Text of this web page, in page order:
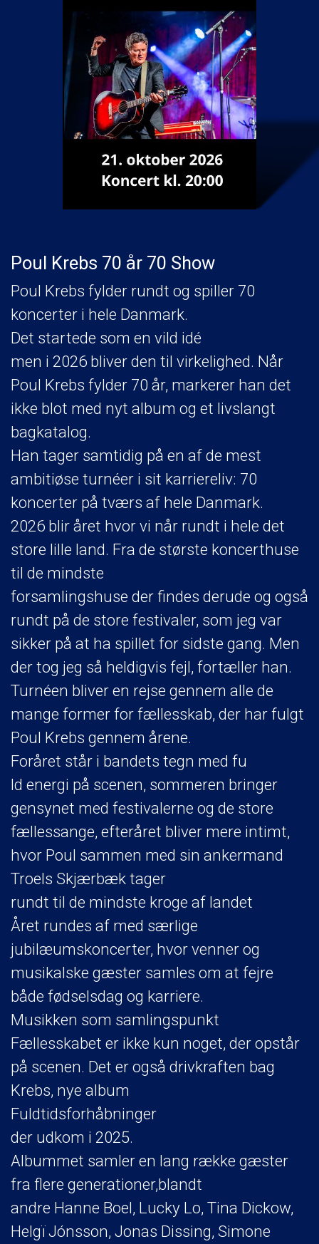
Poul Krebs 70 år 70 Show
Poul Krebs fylder rundt og spiller 70
koncerter i hele Danmark.
Det startede som en vild idé
men i 2026 bliver den til virkelighed. Når
Poul Krebs fylder 70 år, markerer han det
ikke blot med nyt album og et livslangt
bagkatalog.
Han tager samtidig på en af de mest
ambitiøse turnéer i sit karriereliv: 70
koncerter på tværs af hele Danmark.
2026 blir året hvor vi når rundt i hele det
store lille land. Fra de største koncerthuse
til de mindste
forsamlingshuse der findes derude og også
rundt på de store festivaler, som jeg var
sikker på at ha spillet for sidste gang. Men
der tog jeg så heldigvis fejl, fortæller han.
Turnéen bliver en rejse gennem alle de
mange former for fællesskab, der har fulgt
Poul Krebs gennem årene.
Foråret står i bandets tegn med fu
ld energi på scenen, sommeren bringer
gensynet med festivalerne og de store
fællessange, efteråret bliver mere intimt,
hvor Poul sammen med sin ankermand
Troels Skjærbæk tager
rundt til de mindste kroge af landet
Året rundes af med særlige
jubilæumskoncerter, hvor venner og
musikalske gæster samles om at fejre
både fødselsdag og karriere.
Musikken som samlingspunkt
Fællesskabet er ikke kun noget, der opstår
på scenen. Det er også drivkraften bag
Krebs, nye album
Fuldtidsforhåbninger
der udkom i 2025.
Albummet samler en lang række gæster
fra flere generationer,blandt
andre Hanne Boel, Lucky Lo, Tina Dickow,
Helgï Jónsson, Jonas Dissing, Simone